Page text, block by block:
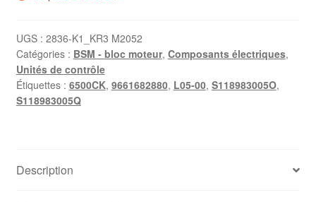
UGS : 2836-K1_KR3 M2052
Catégories : BSM - bloc moteur, Composants électriques,
Unités de contrôle
Étiquettes : 6500CK, 9661682880, L05-00, S118983005O,
S118983005Q
Description